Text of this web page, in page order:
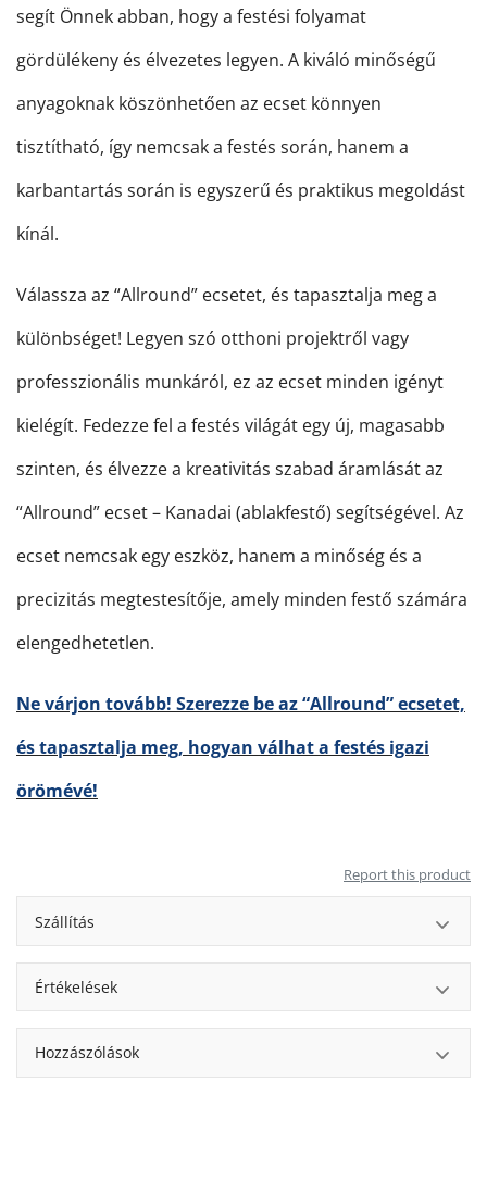
segít Önnek abban, hogy a festési folyamat
gördülékeny és élvezetes legyen. A kiváló minőségű
anyagoknak köszönhetően az ecset könnyen
tisztítható, így nemcsak a festés során, hanem a
karbantartás során is egyszerű és praktikus megoldást
kínál.
Válassza az “Allround” ecsetet, és tapasztalja meg a
különbséget! Legyen szó otthoni projektről vagy
professzionális munkáról, ez az ecset minden igényt
kielégít. Fedezze fel a festés világát egy új, magasabb
szinten, és élvezze a kreativitás szabad áramlását az
“Allround” ecset – Kanadai (ablakfestő) segítségével. Az
ecset nemcsak egy eszköz, hanem a minőség és a
precizitás megtestesítője, amely minden festő számára
elengedhetetlen.
Ne várjon tovább! Szerezze be az “Allround” ecsetet,
és tapasztalja meg, hogyan válhat a festés igazi
örömévé!
Report this product
Szállítás
Értékelések
Hozzászólások